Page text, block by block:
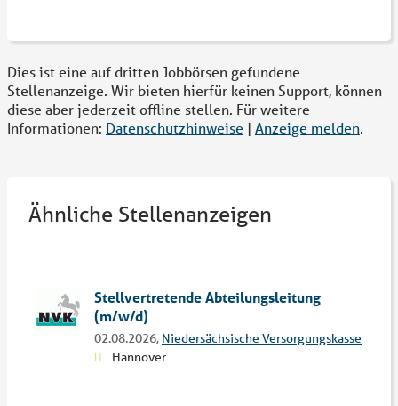
Dies ist eine auf dritten Jobbörsen gefundene
Stellenanzeige. Wir bieten hierfür keinen Support, können
diese aber jederzeit offline stellen. Für weitere
Informationen: Datenschutzhinweise | Anzeige melden.
Ähnliche Stellenanzeigen
Stellvertretende Abteilungsleitung
(m/w/d)
02.08.2026, Niedersächsische Versorgungskasse
Hannover